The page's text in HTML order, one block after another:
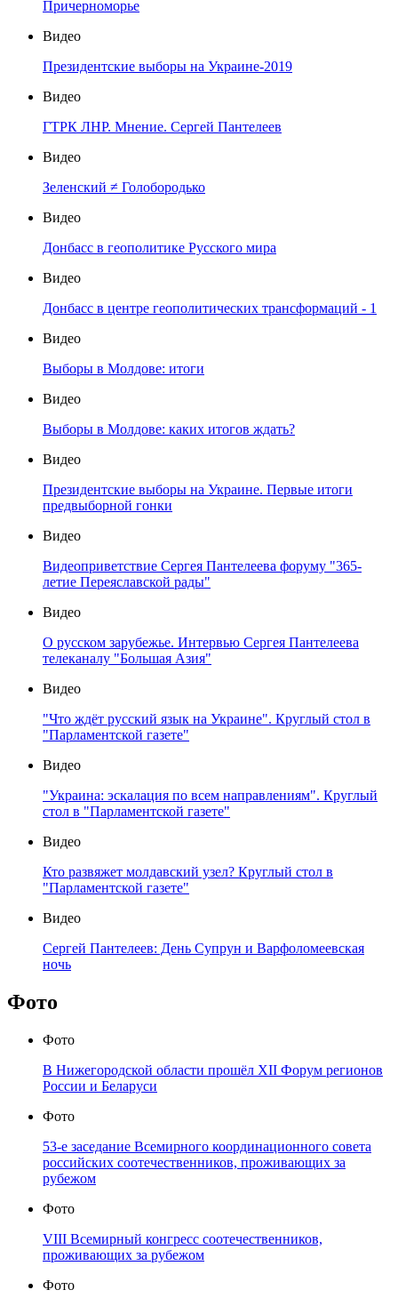
Причерноморье
Видео
Президентские выборы на Украине-2019
Видео
ГТРК ЛНР. Мнение. Сергей Пантелеев
Видео
Зеленский ≠ Голобородько
Видео
Донбасс в геополитике Русского мира
Видео
Донбасс в центре геополитических трансформаций - 1
Видео
Выборы в Молдове: итоги
Видео
Выборы в Молдове: каких итогов ждать?
Видео
Президентские выборы на Украине. Первые итоги
предвыборной гонки
Видео
Видеоприветствие Сергея Пантелеева форуму "365-
летие Переяславской рады"
Видео
О русском зарубежье. Интервью Сергея Пантелеева
телеканалу "Большая Азия"
Видео
"Что ждёт русский язык на Украине". Круглый стол в
"Парламентской газете"
Видео
"Украина: эскалация по всем направлениям". Круглый
стол в "Парламентской газете"
Видео
Кто развяжет молдавский узел? Круглый стол в
"Парламентской газете"
Видео
Сергей Пантелеев: День Супрун и Варфоломеевская
ночь
Фото
Фото
В Нижегородской области прошёл XII Форум регионов
России и Беларуси
Фото
53-е заседание Всемирного координационного совета
российских соотечественников, проживающих за
рубежом
Фото
VIII Всемирный конгресс соотечественников,
проживающих за рубежом
Фото